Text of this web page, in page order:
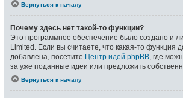
Вернуться к началу
Почему здесь нет такой-то функции?
Это программное обеспечение было создано и
Limited. Если вы считаете, что какая-то функция
добавлена, посетите Центр идей phpBB , где
за уже поданные идеи или предложить
Вернуться к началу